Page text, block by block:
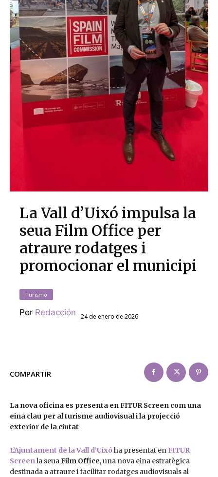
La Vall d’Uixó impulsa la
seua Film Office per
atraure rodatges i
promocionar el municipi
Turismo
Por Redacción 24 de enero de 2026
COMPARTIR
La nova oficina es presenta en FITUR Screen com una
eina clau per al turisme audiovisual i la projecció
exterior de la ciutat
L’Ajuntament de la Vall d’Uixó ha presentat en FITUR
Screen la seua Film Office, una nova eina estratègica
destinada a atraure i facilitar rodatges audiovisuals al